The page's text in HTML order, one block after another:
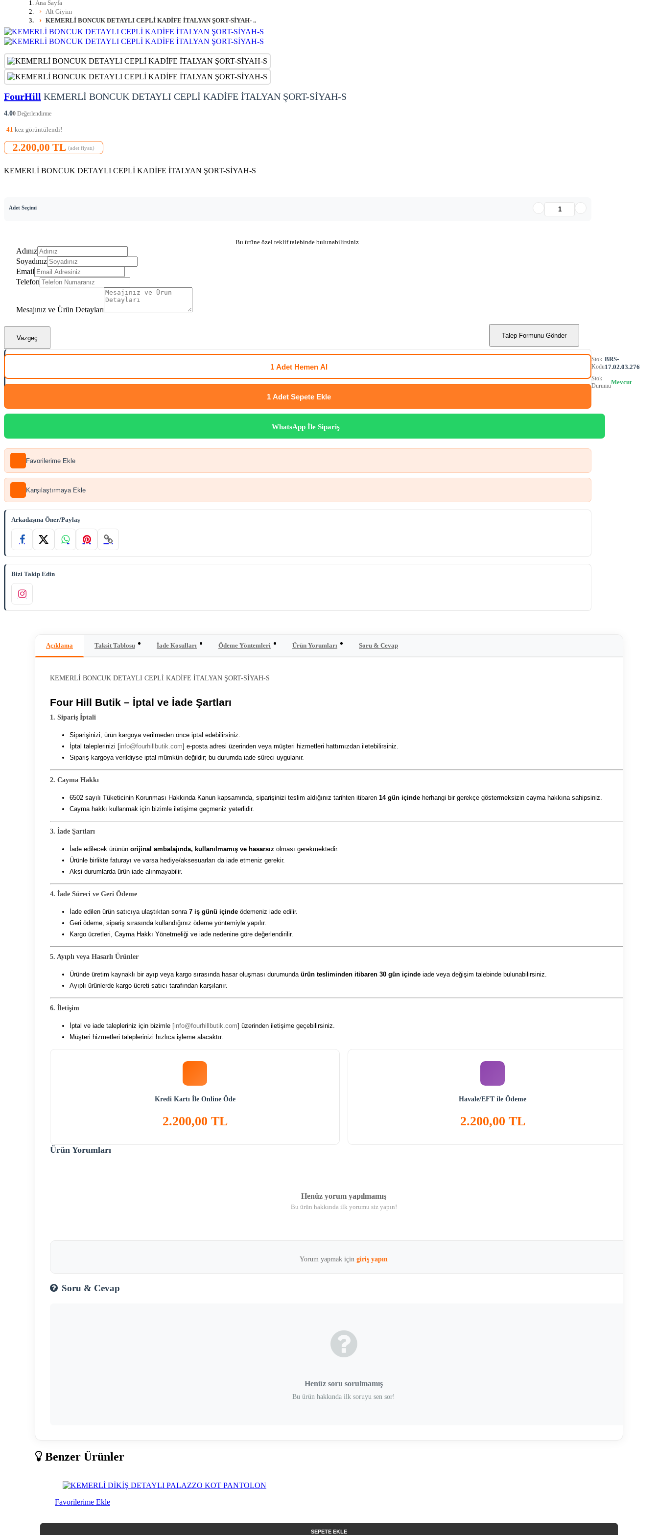
Ana Sayfa
Alt Giyim
KEMERLİ BONCUK DETAYLI CEPLİ KADİFE İTALYAN ŞORT-SİYAH- ..
FourHill KEMERLİ BONCUK DETAYLI CEPLİ KADİFE İTALYAN ŞORT-SİYAH-S
4.00 Değerlendirme
41 kez görüntülendi!
2.200,00 TL (adet fiyatı)
KEMERLİ BONCUK DETAYLI CEPLİ KADİFE İTALYAN ŞORT-SİYAH-S
Adet Seçimi
Bu ürüne özel teklif talebinde bulunabilirsiniz.
Adınız
Soyadınız
Email
Telefon
Mesajınız ve Ürün Detayları
Talep Formunu Gönder
Vazgeç
1 Adet Hemen Al
1 Adet Sepete Ekle
WhatsApp İle Sipariş
Stok
Kodu
BRS-
17.02.03.276
Stok
DurumuMevcut
Favorilerime Ekle
Karşılaştırmaya Ekle
Arkadaşına Öner/Paylaş
Bizi Takip Edin
Açıklama Taksit Tablosu İade Koşulları Ödeme Yöntemleri Ürün Yorumları Soru & Cevap
KEMERLİ BONCUK DETAYLI CEPLİ KADİFE İTALYAN ŞORT-SİYAH-S
Four Hill Butik – İptal ve İade Şartları
1. Sipariş İptali
Siparişinizi, ürün kargoya verilmeden önce iptal edebilirsiniz.
İptal taleplerinizi [info@fourhillbutik.com] e-posta adresi üzerinden veya müşteri hizmetleri hattımızdan iletebilirsiniz.
Sipariş kargoya verildiyse iptal mümkün değildir; bu durumda iade süreci uygulanır.
2. Cayma Hakkı
6502 sayılı Tüketicinin Korunması Hakkında Kanun kapsamında, siparişinizi teslim aldığınız tarihten itibaren 14 gün içinde herhangi bir gerekçe göstermeksizin cayma hakkına sahipsiniz.
Cayma hakkı kullanmak için bizimle iletişime geçmeniz yeterlidir.
3. İade Şartları
İade edilecek ürünün orijinal ambalajında, kullanılmamış ve hasarsız olması gerekmektedir.
Ürünle birlikte faturayı ve varsa hediye/aksesuarları da iade etmeniz gerekir.
Aksi durumlarda ürün iade alınmayabilir.
4. İade Süreci ve Geri Ödeme
İade edilen ürün satıcıya ulaştıktan sonra 7 iş günü içinde ödemeniz iade edilir.
Geri ödeme, sipariş sırasında kullandığınız ödeme yöntemiyle yapılır.
Kargo ücretleri, Cayma Hakkı Yönetmeliği ve iade nedenine göre değerlendirilir.
5. Ayıplı veya Hasarlı Ürünler
Üründe üretim kaynaklı bir ayıp veya kargo sırasında hasar oluşması durumunda ürün tesliminden itibaren 30 gün içinde iade veya değişim talebinde bulunabilirsiniz.
Ayıplı ürünlerde kargo ücreti satıcı tarafından karşılanır.
6. İletişim
İptal ve iade talepleriniz için bizimle [info@fourhillbutik.com] üzerinden iletişime geçebilirsiniz.
Müşteri hizmetleri taleplerinizi hızlıca işleme alacaktır.
Kredi Kartı İle Online Öde
2.200,00 TL
Havale/EFT ile Ödeme
2.200,00 TL
Ürün Yorumları
Henüz yorum yapılmamış
Bu ürün hakkında ilk yorumu siz yapın!
Yorum yapmak için giriş yapın
Soru & Cevap
Henüz soru sorulmamış
Bu ürün hakkında ilk soruyu sen sor!
Benzer Ürünler
Favorilerime Ekle
SEPETE EKLE